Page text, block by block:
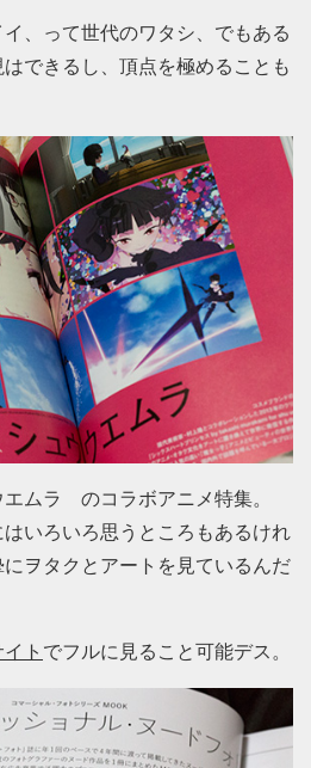
、って世代のワタシ、でもある
できるし、頂点を極めることも
ムラ のコラボアニメ特集。
いろいろ思うところもあるけれ
ヲタクとアートを見ているんだ
ト でフルに見ること可能デス。